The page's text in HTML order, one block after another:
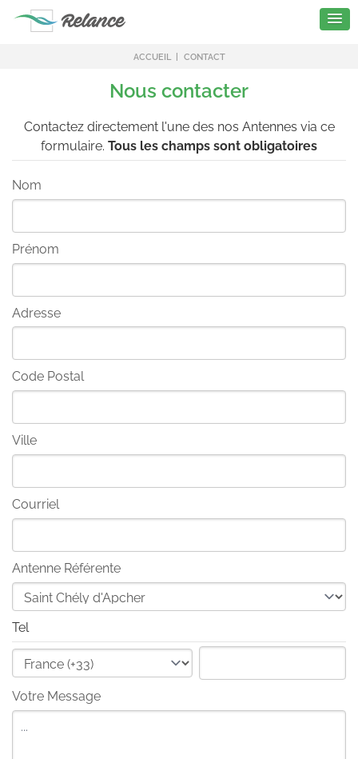
ACCUEIL CONTACT
Nous contacter
Contactez directement l'une des nos Antennes via ce
formulaire. Tous les champs sont obligatoires
Nom
Prénom
Adresse
Code Postal
Ville
Courriel
Antenne Référente
Tel
Votre Message